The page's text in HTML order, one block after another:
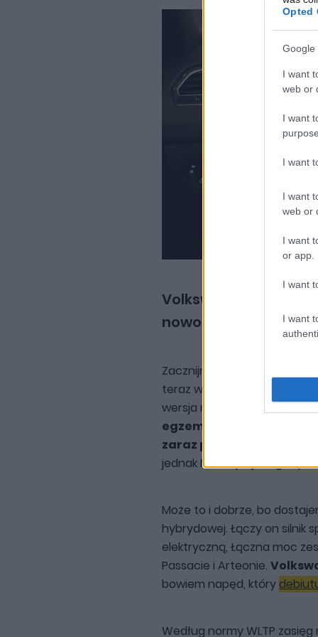
Opted
Google
I want
web or
I want
I want
I want
web or
I want
or app.
I want
I want
Volkswagen Tiguan
nowości pod maską
Zacznijmy od czegoś dla
teraz wyczekiwany wariant
wersja miała
egzemplarze modelu
zaraz po wdrożeniu
jednak Niemcy z jakiegoś
Może to i dobrze, bo
hybrydowej. Łączy on silnik
elektryczną, Łączna moc
Passacie i Arteonie.
bowiem napęd, który
Według normy WLTP